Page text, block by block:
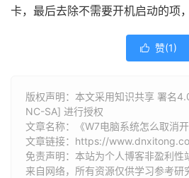
卡，最后去除不需要开机启动的项
 赞(1)
版权声明：本文采用知识共享 署名
NC-SA] 进行授权
文章名称：《W7电脑系统怎么取消
文章链接： https://
免责声明：本站为个人博客非盈利性
来自网络，所有资源仅供学习参考研